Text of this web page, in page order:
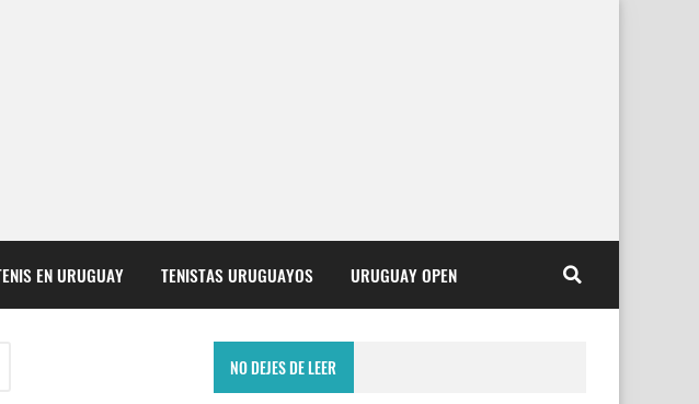
EN URUGUAY TENISTAS URUGUAYOS URUGUAY OPEN
NO DEJES DE LEER